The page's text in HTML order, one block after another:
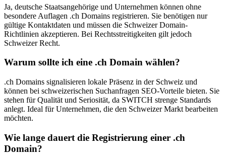
Ja, deutsche Staatsangehörige und Unternehmen können ohne
besondere Auflagen .ch Domains registrieren. Sie benötigen nur
gültige Kontaktdaten und müssen die Schweizer Domain-
Richtlinien akzeptieren. Bei Rechtsstreitigkeiten gilt jedoch
Schweizer Recht.
Warum sollte ich eine .ch Domain wählen?
.ch Domains signalisieren lokale Präsenz in der Schweiz und
können bei schweizerischen Suchanfragen SEO-Vorteile bieten. Sie
stehen für Qualität und Seriosität, da SWITCH strenge Standards
anlegt. Ideal für Unternehmen, die den Schweizer Markt bearbeiten
möchten.
Wie lange dauert die Registrierung einer .ch
Domain?